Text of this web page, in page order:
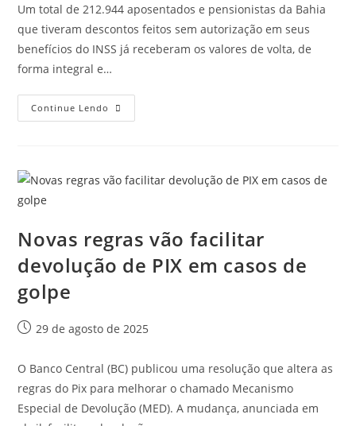
Um total de 212.944 aposentados e pensionistas da Bahia
que tiveram descontos feitos sem autorização em seus
benefícios do INSS já receberam os valores de volta, de
forma integral e…
Continue Lendo
Novas regras vão facilitar
devolução de PIX em casos de
golpe
29 de agosto de 2025
O Banco Central (BC) publicou uma resolução que altera as
regras do Pix para melhorar o chamado Mecanismo
Especial de Devolução (MED). A mudança, anunciada em